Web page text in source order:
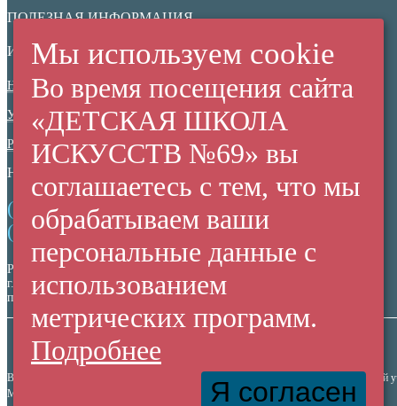
ПОЛЕЗНАЯ ИНФОРМАЦИЯ
ИНФОРМАЦИОННАЯ БЕЗОПАСНОСТЬ
Нормативные документы
Ученикам
Родителям
НЕЗАВИСИМАЯ ОЦЕНКА КАЧЕСТВА
(+7 38 42) 53 67 22
(+7 38 42) 53 99 90
Россия,
г. Кемерово,
пр. Ленина, 137/2
Все права защищены. Использование материалов сайта согласуется с администрацией
МАУДО "Детская Школа Искусств №69" © 2010-2026
Мы используем cookie
Во время посещения сайта
«ДЕТСКАЯ ШКОЛА
ИСКУССТВ №69» вы
соглашаетесь с тем, что мы
обрабатываем ваши
персональные данные с
использованием
метрических программ.
Подробнее
Я согласен